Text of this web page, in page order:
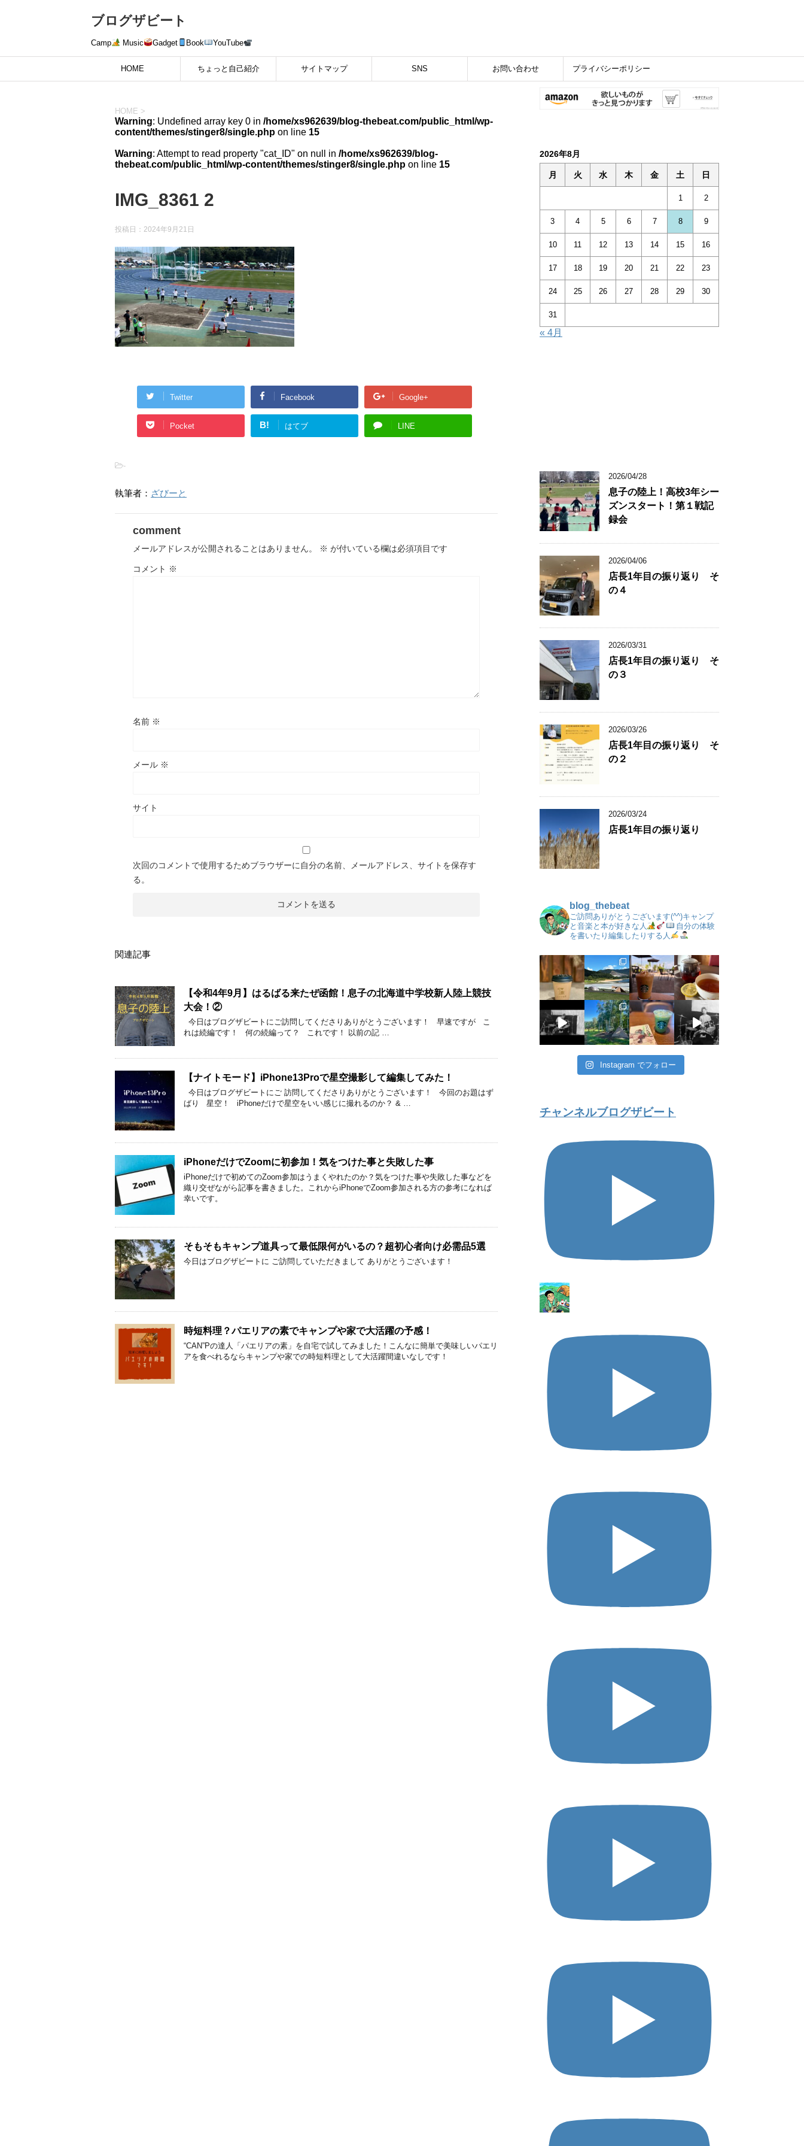
ブログザビート
Camp Music Gadget Book YouTube
HOME ちょっと自己紹介 サイトマップ SNS お問い合わせ プライバシーポリシー
HOME >
Warning: Undefined array key 0 in /home/xs962639/blog-thebeat.com/public_html/wp-
content/themes/stinger8/single.php on line 15
Warning: Attempt to read property "cat_ID" on null in /home/xs962639/blog-
thebeat.com/public_html/wp-content/themes/stinger8/single.php on line 15
IMG_8361 2
投稿日： 2024年9月21日
Twitter Facebook Google+
Pocket B! はてブ LINE
-
執筆者： ざびーと
comment
メールアドレスが公開されることはありません。 ※ が付いている欄は必須項目です
コメント ※
名前 ※
メール ※
サイト
次回のコメントで使用するためブラウザーに自分の名前、メールアドレス、サイトを保存す
る。
関連記事
【令和4年9月】はるばる来たぜ函館！息子の北海道中学校新人陸上競技
大会！②
今日はブログザビートにご訪問してくださりありがとうございます！ 早速ですが こ
れは続編です！ 何の続編って？ これです！ 以前の記 …
【ナイトモード】iPhone13Proで星空撮影して編集してみた！
今日はブログザビートにご 訪問してくださりありがとうございます！ 今回のお題はず
ばり 星空！ iPhoneだけで星空をいい感じに撮れるのか？ & …
iPhoneだけでZoomに初参加！気をつけた事と失敗した事
iPhoneだけで初めてのZoom参加はうまくやれたのか？気をつけた事や失敗した事などを
織り交ぜながら記事を書きました。これからiPhoneでZoom参加される方の参考になれば
幸いです。
そもそもキャンプ道具って最低限何がいるの？超初心者向け必需品5選
今日はブログザビートに ご訪問していただきまして ありがとうございます！
時短料理？パエリアの素でキャンプや家で大活躍の予感！
“CAN”Pの達人「パエリアの素」を自宅で試してみました！こんなに簡単で美味しいパエリ
アを食べれるならキャンプや家での時短料理として大活躍間違いなしです！
2026年8月
月 火 水 木 金 土 日
1 2
3 4 5 6 7 8 9
10 11 12 13 14 15 16
17 18 19 20 21 22 23
24 25 26 27 28 29 30
31
« 4月
2026/04/28
息子の陸上！高校3年シー
ズンスタート！第１戦記
録会
2026/04/06
店長1年目の振り返り そ
の４
2026/03/31
店長1年目の振り返り そ
の３
2026/03/26
店長1年目の振り返り そ
の２
2026/03/24
店長1年目の振り返り
blog_thebeat
ご訪問ありがとうございます(^^)キャンプ
と音楽と本が好きな人
自分の体験
を書いたり編集したりする人
Instagram でフォロー
チャンネルブログザビート